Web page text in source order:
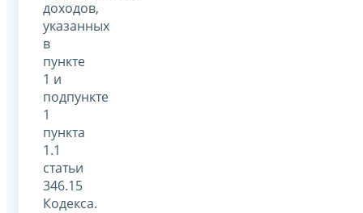
доходов,
указанных
в
пункте
1 и
подпункте
1
пункта
1.1
статьи
346.15
Кодекса.